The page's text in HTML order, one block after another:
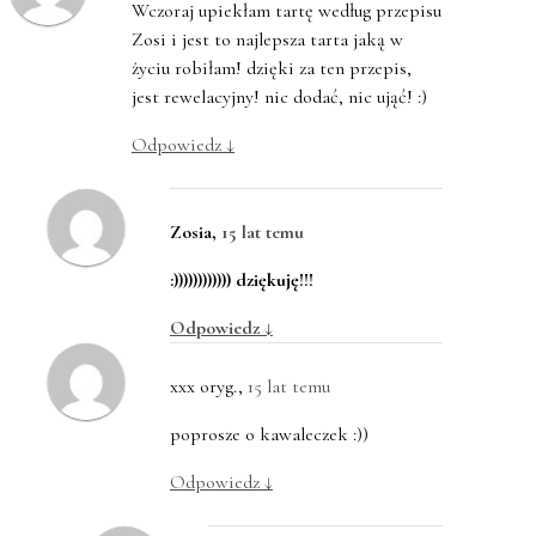
Wczoraj upiekłam tartę według przepisu
Zosi i jest to najlepsza tarta jaką w
życiu robiłam! dzięki za ten przepis,
jest rewelacyjny! nic dodać, nic ująć! :)
Odpowiedz ↓
Zosia, 15 lat temu
:)))))))))))) dziękuję!!!
Odpowiedz ↓
xxx oryg., 15 lat temu
poprosze o kawaleczek :))
Odpowiedz ↓